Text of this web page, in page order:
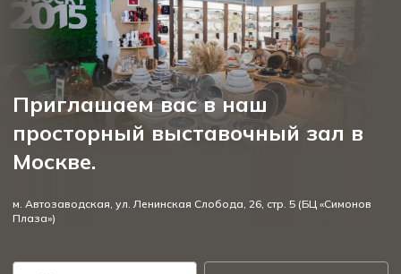
Приглашаем вас в наш
просторный выставочный зал в
Москве.
м. Автозаводская, ул. Ленинская Слобода, 26, стр. 5 (БЦ «Симонов
Плаза»)